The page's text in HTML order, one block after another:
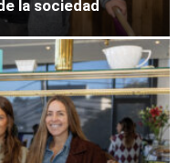
la sociedad